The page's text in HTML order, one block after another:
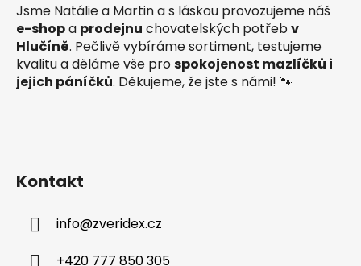
Jsme Natálie a Martin a s láskou provozujeme náš
e-shopa prodejnu chovatelských potřebv
Hlučíně. Pečlivě vybíráme sortiment, testujeme
kvalitu a děláme vše prospokojenost mazlíčků i
jejich páníčků. Děkujeme, že jste s námi! 🐾
Kontakt
info@zveridex.cz
+420 777 850 305